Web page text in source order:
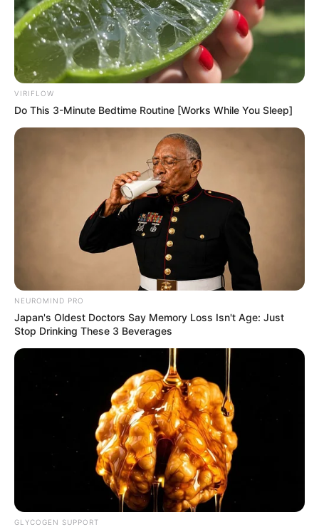
VIRIFLOW
Do This 3-Minute Bedtime Routine [Works While You Sleep]
NEUROMIND PRO
Japan's Oldest Doctors Say Memory Loss Isn't Age: Just
Stop Drinking These 3 Beverages
GLYCOGEN SUPPORT